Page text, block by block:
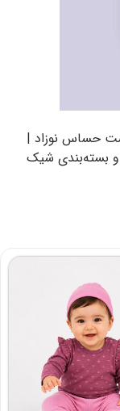
حساس نوزاد |
بسته‌بندی شیک